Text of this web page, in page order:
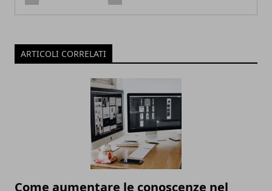
ARTICOLI CORRELATI
Come aumentare le conoscenze nel